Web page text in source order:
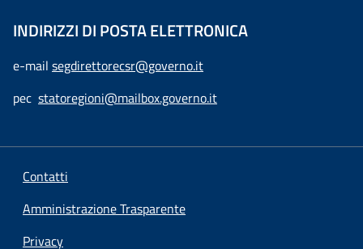
INDIRIZZI DI POSTA ELETTRONICA
e-mail segdirettorecsr@governo.it
pec statoregioni@mailbox.governo.it
Contatti
Amministrazione Trasparente
Privacy